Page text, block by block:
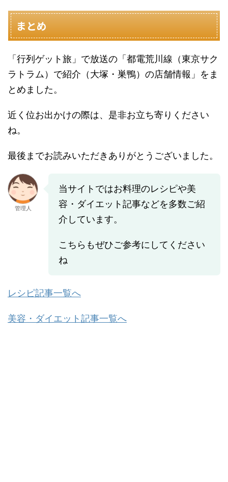
まとめ
「行列ゲット旅」で放送の「都電荒川線（東京サク
ラトラム）で紹介（大塚・巣鴨）の店舗情報」をま
とめました。
近く位お出かけの際は、是非お立ち寄りください
ね。
最後までお読みいただきありがとうございました。
管理人
当サイトではお料理のレシピや美
容・ダイエット記事などを多数ご紹
介しています。
こちらもぜひご参考にしてください
ね
レシピ記事一覧へ
美容・ダイエット記事一覧へ